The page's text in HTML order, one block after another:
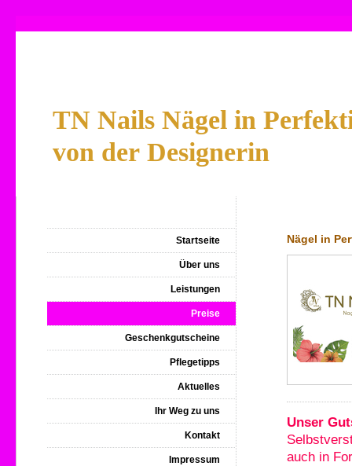
TN Nails Nägel in
von der Designerin
Nägel in
Unser
auch in
Startseite
Über uns
Leistungen
Preise
Geschenkgutscheine
Pflegetipps
Aktuelles
Ihr Weg zu uns
Kontakt
Impressum